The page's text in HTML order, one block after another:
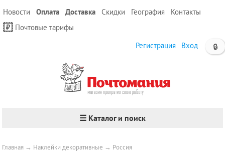
Новости Оплата Доставка Скидки География
Контакты
Почтовые тарифы
🔒
Регистрация Вход
☰ Каталог и поиск
Главная → Наклейки декоративные → Россия